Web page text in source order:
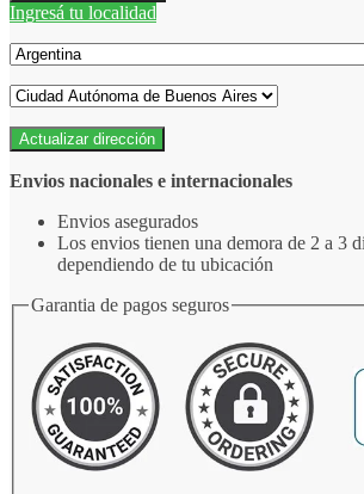
Ingresá tu localidad
Actualizar dirección
Envios nacionales e internacionales
Envios asegurados
Los envios tienen una demora de 2 a 3
dependiendo de tu ubicación
Garantia de pagos seguros